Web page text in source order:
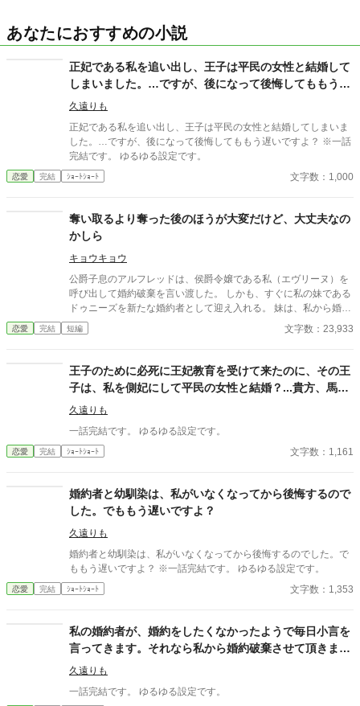
あなたにおすすめの小説
正妃である私を追い出し、王子は平民の女性と結婚して
しまいました。…ですが、後になって後悔してももう遅
いですよ？
久遠りも
正妃である私を追い出し、王子は平民の女性と結婚してしまいま
した。…ですが、後になって後悔してももう遅いですよ？ ※一話
完結です。 ゆるゆる設定です。
恋愛 完結 ｼｮｰﾄｼｮｰﾄ 文字数：1,000
奪い取るより奪った後のほうが大変だけど、大丈夫なの
かしら
キョウキョウ
公爵子息のアルフレッドは、侯爵令嬢である私（エヴリーヌ）を
呼び出して婚約破棄を言い渡した。 しかも、すぐに私の妹である
ドゥニーズを新たな婚約者として迎え入れる。 妹は、私から婚約
相手を奪い取った。 いつものように、妹のドゥニーズは姉である
私の持っているものを欲しがってのことだろう。 流石に、婚約者
ることを、アルフレッドにちゃんと説明したい。 それなのに私の
忠告を疑って、聞き流した。 彼は、後悔することになるだろう。
そして妹も、私から婚約者を奪い取った後始末に追われることに
なる。 ２人は、大丈夫なのかしら。
恋愛 完結 短編 文字数：23,933
王子のために必死に王妃教育を受けて来たのに、その王
子は、私を側妃にして平民の女性と結婚？...貴方、馬鹿
なんですか？
久遠りも
一話完結です。 ゆるゆる設定です。
恋愛 完結 ｼｮｰﾄｼｮｰﾄ 文字数：1,161
婚約者と幼馴染は、私がいなくなってから後悔するので
した。でももう遅いですよ？
久遠りも
婚約者と幼馴染は、私がいなくなってから後悔するのでした。で
ももう遅いですよ？ ※一話完結です。 ゆるゆる設定です。
恋愛 完結 ｼｮｰﾄｼｮｰﾄ 文字数：1,353
私の婚約者が、婚約をしたくなかったようで毎日小言を
言ってきます。それなら私から婚約破棄させて頂きま
す。それではさようなら。
久遠りも
一話完結です。 ゆるゆる設定です。